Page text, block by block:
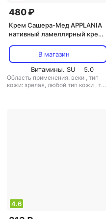
480 ₽
Крем Сашера-Мед APPLANIA
нативный ламеллярный крем
113-85401В магазин
Витамины. SU
5.0
Область применения: веки , тип
кожи: зрелая, любой тип кожи , тип
4.6